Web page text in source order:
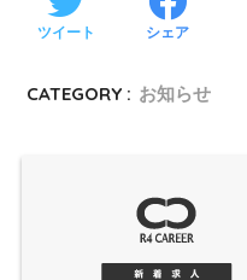
ツイート シェア
CATEGORY : お知らせ